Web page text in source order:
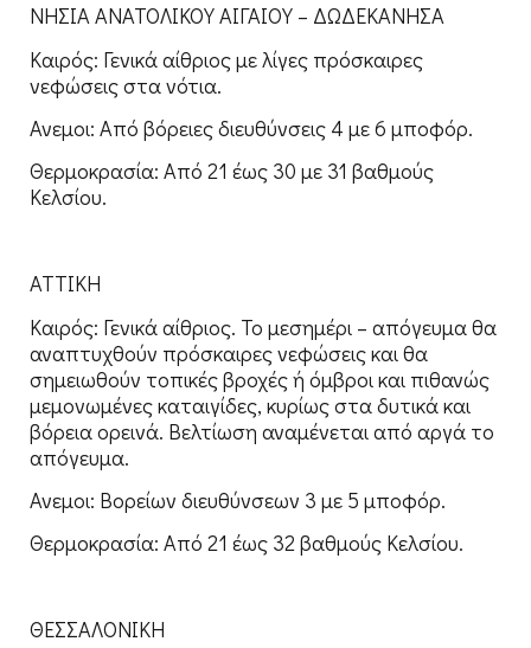
ΝΗΣΙΑ ΑΝΑΤΟΛΙΚΟΥ ΑΙΓΑΙΟΥ – ΔΩΔΕΚΑΝΗΣΑ
Καιρός: Γενικά αίθριος με λίγες πρόσκαιρες
νεφώσεις στα νότια.
Ανεμοι: Από βόρειες διευθύνσεις 4 με 6 μποφόρ.
Θερμοκρασία: Από 21 έως 30 με 31 βαθμούς
Κελσίου.
ΑΤΤΙΚΗ
Καιρός: Γενικά αίθριος. Το μεσημέρι – απόγευμα θα
αναπτυχθούν πρόσκαιρες νεφώσεις και θα
σημειωθούν τοπικές βροχές ή όμβροι και πιθανώς
μεμονωμένες καταιγίδες, κυρίως στα δυτικά και
βόρεια ορεινά. Βελτίωση αναμένεται από αργά το
απόγευμα.
Ανεμοι: Βορείων διευθύνσεων 3 με 5 μποφόρ.
Θερμοκρασία: Από 21 έως 32 βαθμούς Κελσίου.
ΘΕΣΣΑΛΟΝΙΚΗ